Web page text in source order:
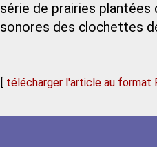
série de prairies
sonores des clochettes
[ télécharger l'article au format